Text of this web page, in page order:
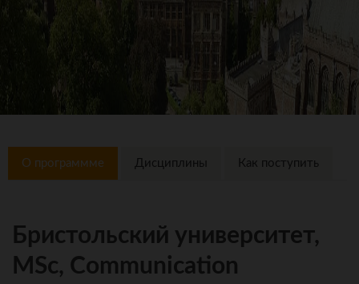
О программме Дисциплины Как поступить
Бристольский университет,
MSc, Communication